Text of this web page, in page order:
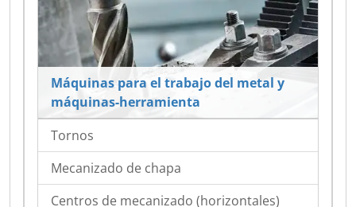
Máquinas para el trabajo del metal y
máquinas-herramienta
Tornos
Mecanizado de chapa
Centros de mecanizado (horizontales)